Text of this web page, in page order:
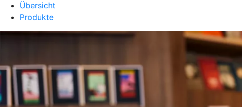
Übersicht
Produkte